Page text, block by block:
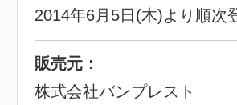
2014年6月5日(木)より順次
販売元：
株式会社バンプレスト